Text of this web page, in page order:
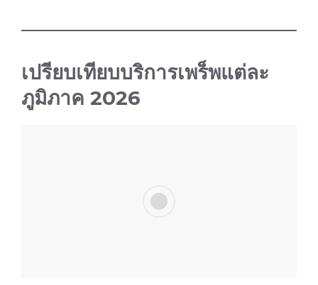
เปรียบเทียบบริการเพร็พแต่ละ
ภูมิภาค 2026